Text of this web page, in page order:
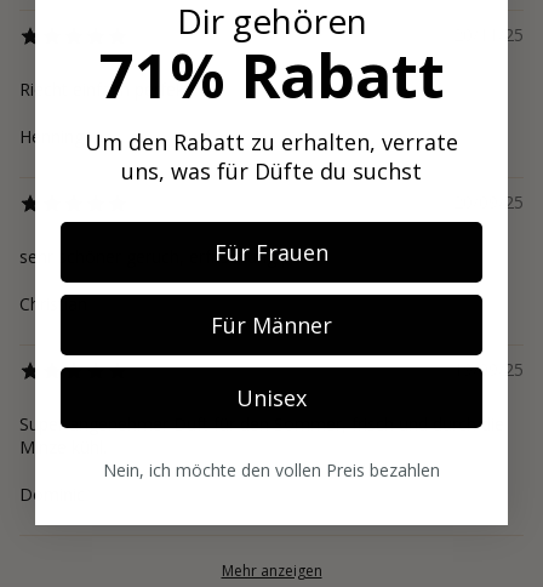
20/11/25
Riecht einfach perfekt
Henning
20/09/25
sehr schöner geruch, erfrischung pur
Christian
19/09/25
Super angenehmer Duft für den Sommer, frisch und durch die
Minze kühl.
Dominic
Mehr anzeigen
Dir gehören
71% Rabatt
Um den Rabatt zu erhalten, verrate
uns, was für Düfte du suchst
Für Frauen
Für Männer
Unisex
Nein, ich möchte den vollen Preis bezahlen